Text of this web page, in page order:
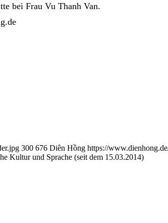
bei Frau Vu Thanh Van.
300 676 Diên Hồng https://
Kultur und Sprache (seit dem 15.03.2014)